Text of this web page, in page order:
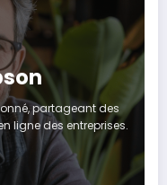
partageant des
ligne des entreprises.